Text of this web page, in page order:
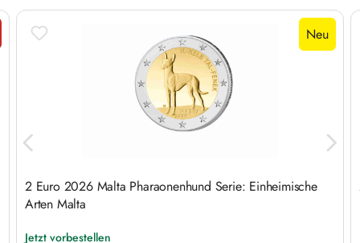
Neu
2 Euro 2026 Malta Pharaonenhund Serie: Einheimische
Arten Malta
Jetzt vorbestellen